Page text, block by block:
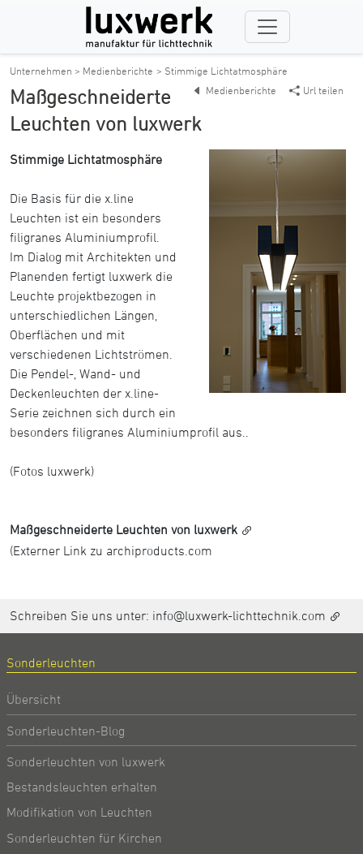
Unternehmen > Medienberichte > Stimmige Lichtatmosphäre
Url teilen
Medienberichte
Maßgeschneiderte
Leuchten von luxwerk
Stimmige Lichtatmosphäre
Die Basis für die x.line
Leuchten ist ein besonders
filigranes Aluminiumprofil.
Im Dialog mit Architekten und
Planenden fertigt luxwerk die
Leuchte projektbezogen in
unterschiedlichen Längen,
Oberflächen und mit
verschiedenen Lichtströmen.
Die Pendel-, Wand- und
Deckenleuchten der x.line-
Serie zeichnen sich durch ein
besonders filigranes Aluminiumprofil aus..
(Fotos luxwerk)
Maßgeschneiderte Leuchten von luxwerk
(Externer Link zu archiproducts.com
Schreiben Sie uns unter: info@luxwerk-lichttechnik.com
Sonderleuchten
Übersicht
Sonderleuchten-Blog
Sonderleuchten von luxwerk
Bestandsleuchten erhalten
Modifikation von Leuchten
Sonderleuchten für Kirchen